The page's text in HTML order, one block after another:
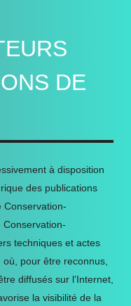
DE
à disposition
des publications
Conservation-
Conservation-
techniques et actes
où, pour être reconnus,
diffusés sur l’Internet,
la visibilité de la